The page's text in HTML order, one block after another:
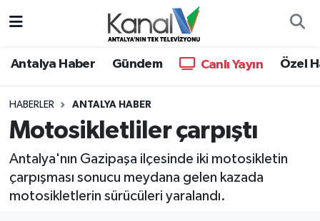
Antalya Haber Gündem Canlı Yayın Özel
HABERLER ANTALYA HABER
Motosikletliler çarpıştı
Antalya'nın Gazipaşa ilçesinde iki motosikletin
çarpışması sonucu meydana gelen kazada
motosikletlerin sürücüleri yaralandı.
Antalya Haber
Dünya
Eğitim
Ekonomi
Hava Durumu
Trafik Durumu
Süper Lig Puan Durumu ve Fikstür
Tüm Manşetler